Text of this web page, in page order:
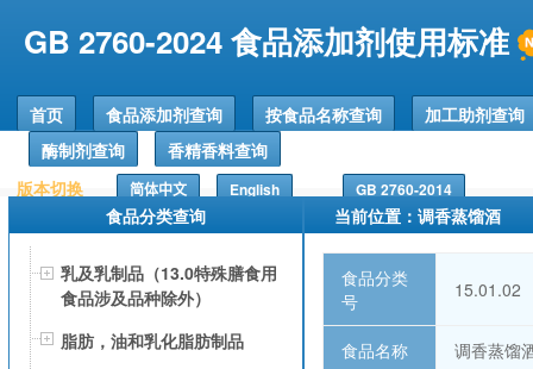
GB 2760-2024 食品添加剂使用标准
首页 食品添加剂查询 按食品名称查询
加工助剂查询
酶制剂查询
香精香料查询
版本切换
简体中文 English GB 2760-2014
食品分类查询
乳及乳制品（13.0特殊膳食用
食品涉及品种除外）
脂肪，油和乳化脂肪制品
当前位置：调香蒸馏酒
食品分类
号
15.01.02
食品名称 调香蒸馏